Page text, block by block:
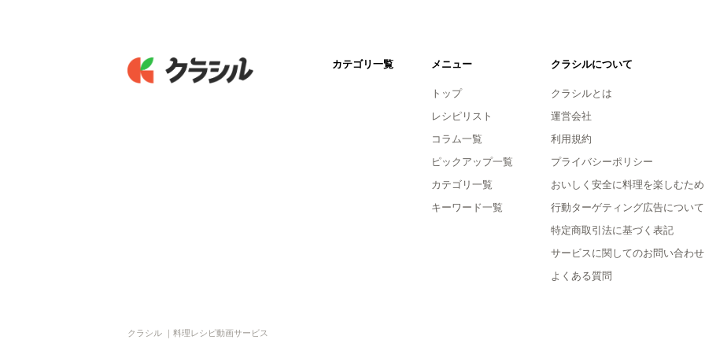
カテゴリ一覧 メニュー
トップ
レシピリスト
コラム一覧
ピックアップ一覧
カテゴリ一覧
キーワード一覧
クラシルについて
クラシルとは
運営会社
利用規約
プライバシーポリシー
おいしく安全に料理を楽しむため
行動ターゲティング広告について
特定商取引法に基づく表記
サービスに関してのお問い合わせ
よくある質問
クラシル ｜料理レシピ動画サービス